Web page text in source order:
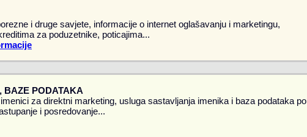
i druge savjete, informacije o internet oglašavanju i marketingu,
za poduzetnike, poticajima...
BAZE PODATAKA
za direktni marketing, usluga sastavljanja imenika i baza podataka po
i posredovanje...